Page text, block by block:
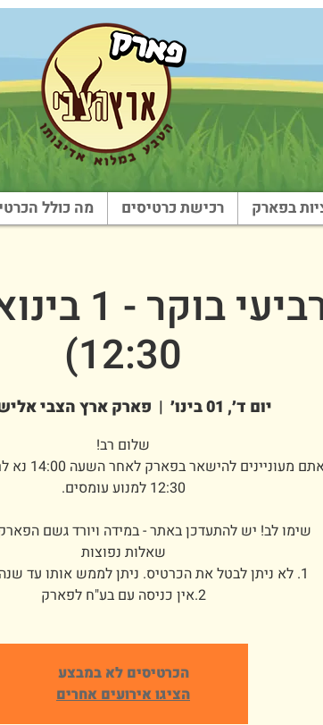
בפארק רכישת כרטיסים מה כולל
12:30)
יום ד׳, 01 בינו׳
  |
פארק ארץ הצבי
במידה ואתם
2.אין כניסה עם בע"ח לפארק
הכרטיסים לא במבצע
הציגו אירועים אחרים